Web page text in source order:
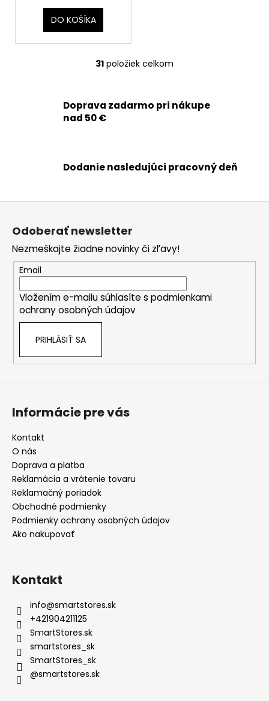
páska)
DO KOŠÍKA
O
á
i
e
r
v
p
i
s
31 položiek celkom
Doprava zadarmo pri nákupe
nad 50 €
Dodanie nasledujúci pracovný deň
Odoberať newsletter
Nezmeškajte žiadne novinky či zľavy!
Email
Vložením e-mailu súhlasíte s podmienkami
ochrany osobných údajov
PRIHLÁSIŤ SA
Informácie pre vás
Kontakt
O nás
Doprava a platba
Reklamácia a vrátenie tovaru
Reklamačný poriadok
Obchodné podmienky
Podmienky ochrany osobných údajov
Ako nakupovať
Kontakt
info@smartstores.sk
+421904211125
SmartStores.sk
smartstores_sk
SmartStores_sk
@smartstores.sk